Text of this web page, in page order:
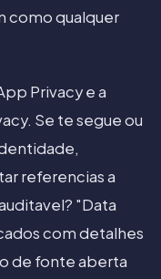
como qualquer
Privacy e a
Se te segue ou
referencias a
"Data
com detalhes
de fonte aberta